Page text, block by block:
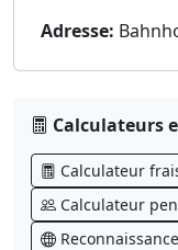
Adresse:
Calculateurs
Calculateur
Calculateur